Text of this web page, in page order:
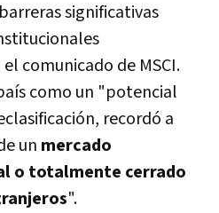
significativas
comunicado de MSCI.
como un "potencial
recordó a
un mercado
o totalmente cerrado
".